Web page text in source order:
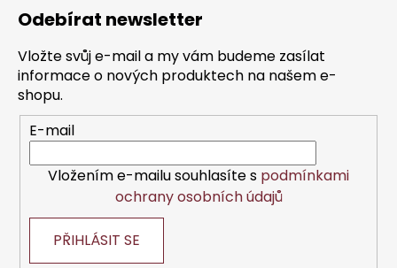
Odebírat newsletter
Vložte svůj e-mail a my vám budeme zasílat
informace o nových produktech na našem e-
shopu.
E-mail
Vložením e-mailu souhlasíte s podmínkami
ochrany osobních údajů
PŘIHLÁSIT SE